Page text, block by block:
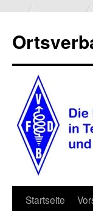
Zum
Startseite